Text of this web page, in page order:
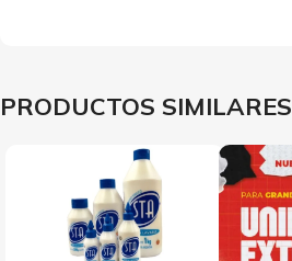
PRODUCTOS SIMILARES